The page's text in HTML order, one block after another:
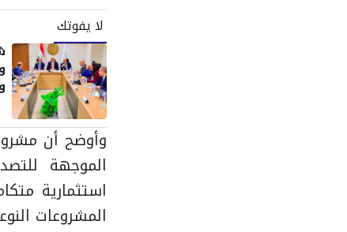
لا يفوتك
وأوضح أن
الموجهة
استثمارية
المشروعات